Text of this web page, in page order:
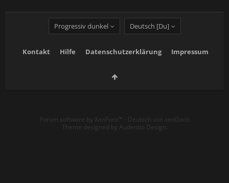
Progressiv dunkel Deutsch [Du]
Kontakt Hilfe Datenschutzerklärung Impressum
Forum software by XenForo™ - Deutsch von xenDach
Theme designed by Audentio Design.